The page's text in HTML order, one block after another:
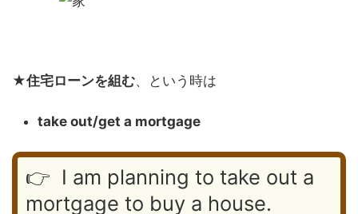
★住宅ローンを組む、という時は
take out/get a mortgage
👉 I am planning to take out a
mortgage to buy a house.